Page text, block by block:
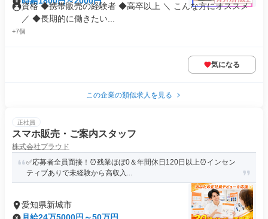
資格 ◆携帯販売の経験者 ◆高卒以上 ＼ こんな方にオススメ
／ ◆長期的に働きたい...
+7個
気になる
この企業の類似求人を見る
正社員
スマホ販売・ご案内スタッフ
株式会社プラウド
✅応募者全員面接！⏰残業ほぼ0＆年間休日120日以上⏰インセン
ティブありで未経験から高収入...
愛知県新城市